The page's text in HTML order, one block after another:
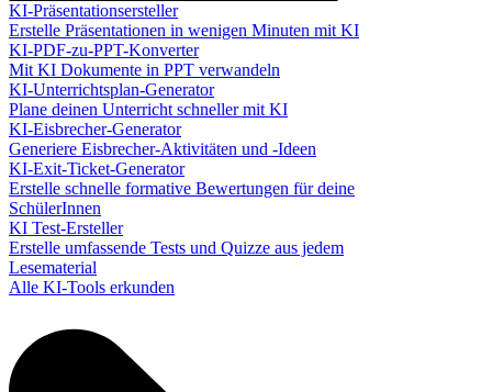
KI-Präsentationsersteller
Erstelle Präsentationen in wenigen Minuten mit KI
KI-PDF-zu-PPT-Konverter
Mit KI Dokumente in PPT verwandeln
KI-Unterrichtsplan-Generator
Plane deinen Unterricht schneller mit KI
KI-Eisbrecher-Generator
Generiere Eisbrecher-Aktivitäten und -Ideen
KI-Exit-Ticket-Generator
Erstelle schnelle formative Bewertungen für deine
SchülerInnen
KI Test-Ersteller
Erstelle umfassende Tests und Quizze aus jedem
Lesematerial
Alle KI-Tools erkunden